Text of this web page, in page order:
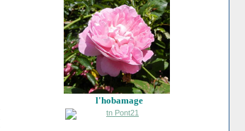
l'hobamage